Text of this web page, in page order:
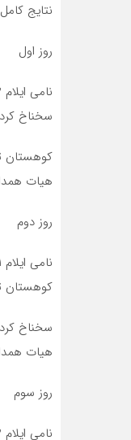
نتایج
روز اول
نامی ایلام 3
سخناخ
کوهستان
هیات
روز دوم
نامی ایلام 1
کوهستان
سخناخ
هیات
روز سوم
نامی ایلام 3